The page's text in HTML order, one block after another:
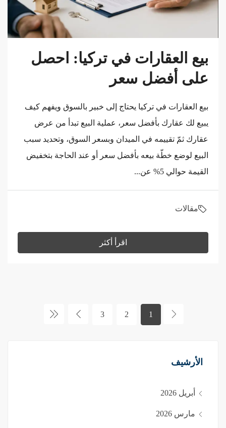
بيع العقارات في تركيا: احصل
على أفضل سعر
بيع العقارات في تركيا يحتاج إلى خبير بالسوق ويفهم كيف
يبيع لك عقارك بأفضل سعر، عملية البيع تبدأ من عرض
عقارك ثمّ تقييمه في الميدان وبسعر السوق، وتحديد سبب
البيع لوضع خطّة بيعه بأفضل سعر أو عند الحاجة بتخفيض
القيمة حوالي 5% عن...
مقالات
اقرأ أكثر
1
2
3
الأرشيف
أبريل 2026
مارس 2026